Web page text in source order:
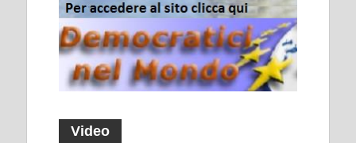
Video